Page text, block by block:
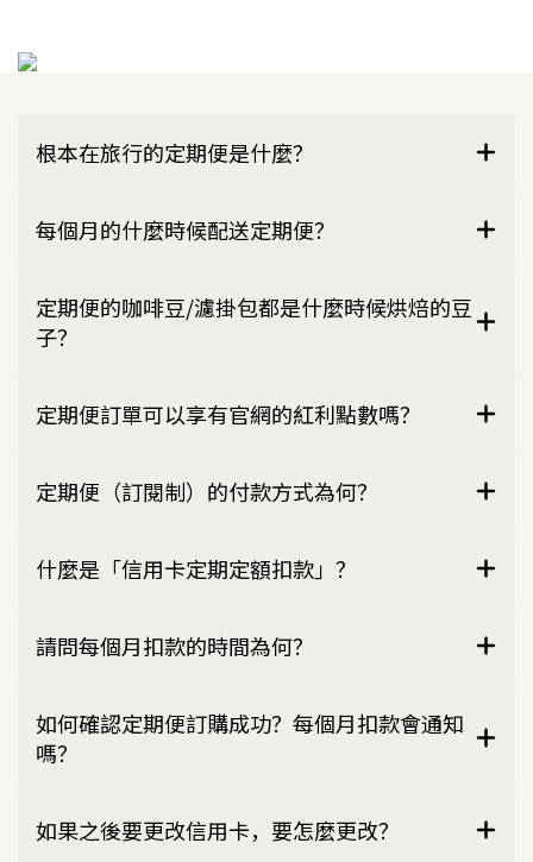
根本在旅行的定期便是什麼？
每個月的什麼時候配送定期便？
定期便的咖啡豆/濾掛包都是什麼時候烘焙的豆
子？
定期便訂單可以享有官網的紅利點數嗎？
定期便（訂閱制）的付款方式為何？
什麼是「信用卡定期定額扣款」？
請問每個月扣款的時間為何？
如何確認定期便訂購成功？每個月扣款會通知
嗎？
如果之後要更改信用卡，要怎麼更改？